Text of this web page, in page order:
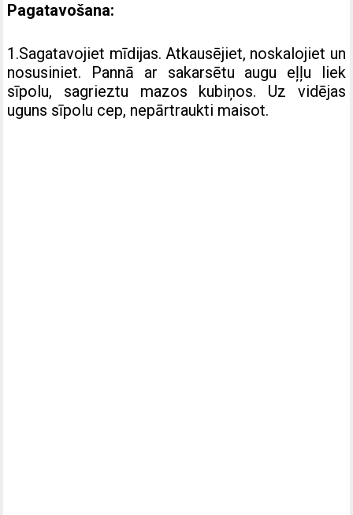
Pagatavošana:
1.Sagatavojiet mīdijas. Atkausējiet, noskalojiet un
nosusiniet. Pannā ar sakarsētu augu eļļu liek
sīpolu, sagrieztu mazos kubiņos. Uz vidējas
uguns sīpolu cep, nepārtraukti maisot.